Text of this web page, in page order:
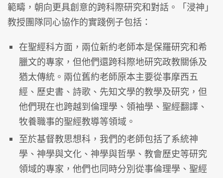
範疇，朝向更具創意的跨科際研究和對話。「浸神」
教授團隊同心協作的實踐例子包括：
在聖經科方面，兩位新約老師本是保羅研究和希
臘文的專家，但他們還跨科際地研究政教關係及
猶太傳統。兩位舊約老師原本主要從事摩西五
經、歷史書、詩歌、先知文學的教學及研究，但
他們現在也跨越到倫理學、領袖學、聖經翻譯、
牧養職事的聖經教導等領域。
至於基督教思想科，我們的老師包括了系統神
學、神學與文化、神學與哲學、教會歷史等研究
領域的專家，他們也同時分別從事倫理學、聖經